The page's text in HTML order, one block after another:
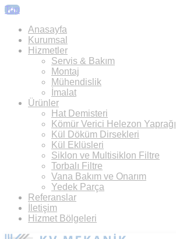
Top
Anasayfa
Kurumsal
Hizmetler
Servis & Bakım
Montaj
Mühendislik
İmalat
Ürünler
Hat Demisteri
Kömür Verici Helezon Yaprağı
Kül Döküm Dirsekleri
Kül Eklüsleri
Siklon ve Multisiklon Filtre
Torbalı Filtre
Vana Bakım ve Onarım
Yedek Parça
Referanslar
İletişim
Hizmet Bölgeleri